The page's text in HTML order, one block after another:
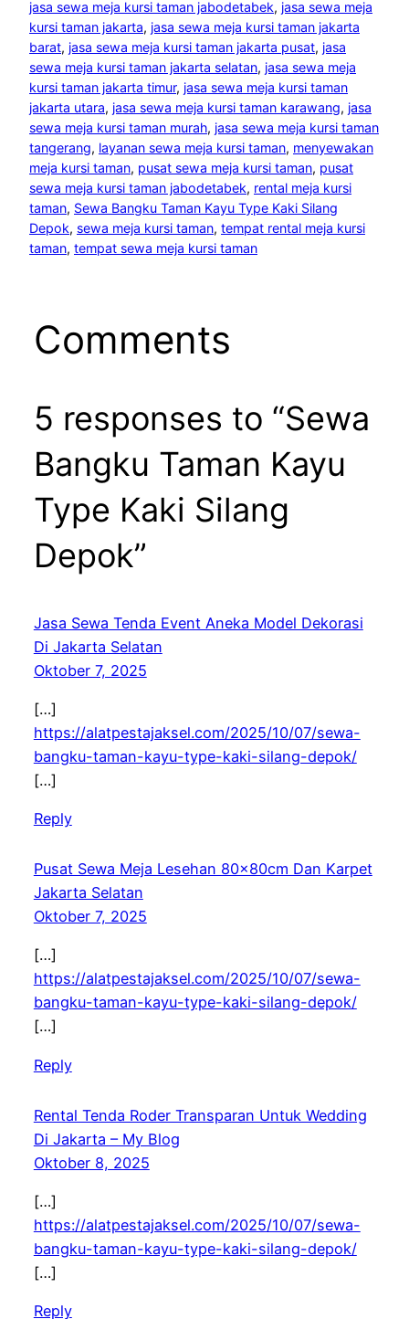
jasa sewa meja kursi taman jabodetabek, jasa sewa meja
kursi taman jakarta, jasa sewa meja kursi taman jakarta
barat, jasa sewa meja kursi taman jakarta pusat, jasa
sewa meja kursi taman jakarta selatan, jasa sewa meja
kursi taman jakarta timur, jasa sewa meja kursi taman
jakarta utara, jasa sewa meja kursi taman karawang, jasa
sewa meja kursi taman murah, jasa sewa meja kursi taman
tangerang, layanan sewa meja kursi taman, menyewakan
meja kursi taman, pusat sewa meja kursi taman, pusat
sewa meja kursi taman jabodetabek, rental meja kursi
taman, Sewa Bangku Taman Kayu Type Kaki Silang
Depok, sewa meja kursi taman, tempat rental meja kursi
taman, tempat sewa meja kursi taman
Comments
5 responses to “Sewa
Bangku Taman Kayu
Type Kaki Silang
Depok”
Jasa Sewa Tenda Event Aneka Model Dekorasi
Di Jakarta Selatan
Oktober 7, 2025
[…]
https://alatpestajaksel.com/2025/10/07/sewa-
bangku-taman-kayu-type-kaki-silang-depok/
[…]
Reply
Pusat Sewa Meja Lesehan 80x80cm Dan Karpet
Jakarta Selatan
Oktober 7, 2025
[…]
https://alatpestajaksel.com/2025/10/07/sewa-
bangku-taman-kayu-type-kaki-silang-depok/
[…]
Reply
Rental Tenda Roder Transparan Untuk Wedding
Di Jakarta – My Blog
Oktober 8, 2025
[…]
https://alatpestajaksel.com/2025/10/07/sewa-
bangku-taman-kayu-type-kaki-silang-depok/
[…]
Reply